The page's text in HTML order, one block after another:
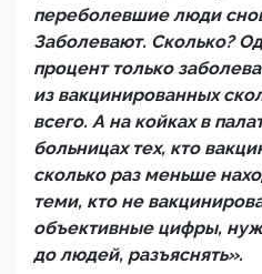
переболевшие люди
Заболевают. Сколько?
процент только
из вакцинированных
всего. А на койках в
больницах тех, кто
сколько раз меньше
теми, кто не
объективные цифры,
до людей, разъяснять».